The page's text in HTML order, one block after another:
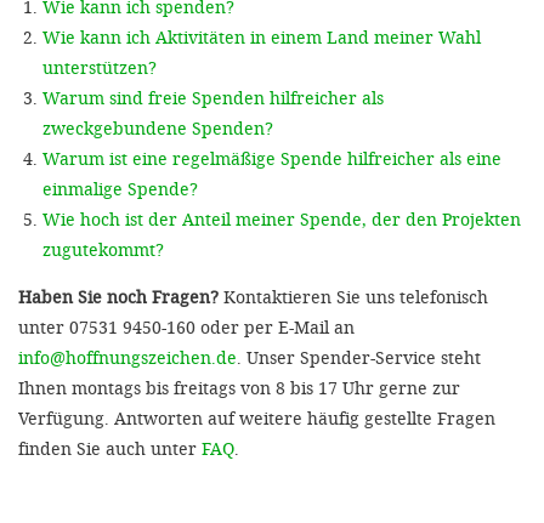
Wie kann ich spenden?
Wie kann ich Aktivitäten in einem Land meiner Wahl
unterstützen?
Warum sind freie Spenden hilfreicher als
zweckgebundene Spenden?
Warum ist eine regelmäßige Spende hilfreicher als eine
einmalige Spende?
Wie hoch ist der Anteil meiner Spende, der den Projekten
zugutekommt?
Haben Sie noch Fragen? Kontaktieren Sie uns telefonisch
unter 07531 9450-160 oder per E-Mail an
info@hoffnungszeichen.de. Unser Spender-Service steht
Ihnen montags bis freitags von 8 bis 17 Uhr gerne zur
Verfügung. Antworten auf weitere häufig gestellte Fragen
finden Sie auch unter FAQ.